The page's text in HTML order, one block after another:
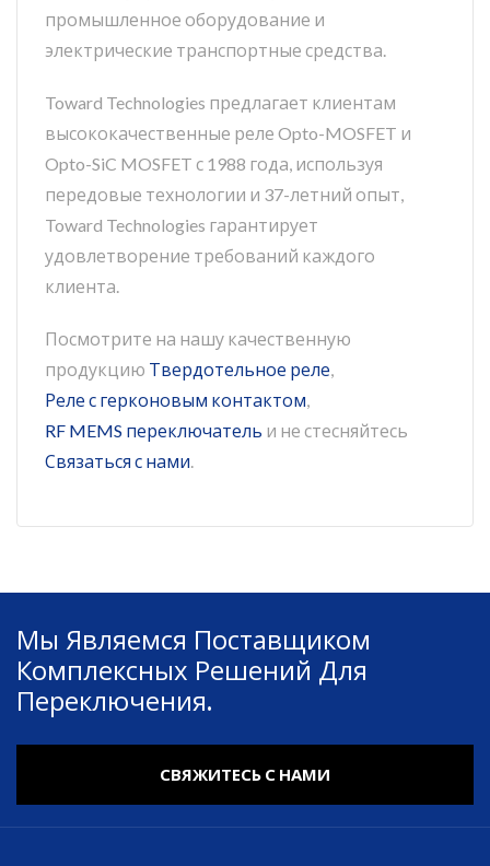
промышленное оборудование и
электрические транспортные средства.
Toward Technologies предлагает клиентам
высококачественные реле Opto-MOSFET и
Opto-SiC MOSFET с 1988 года, используя
передовые технологии и 37-летний опыт,
Toward Technologies гарантирует
удовлетворение требований каждого
клиента.
Посмотрите на нашу качественную
продукцию Твердотельное реле,
Реле с герконовым контактом,
RF MEMS переключатель и не стесняйтесь
Связаться с нами.
Мы Являемся Поставщиком
Комплексных Решений Для
Переключения.
СВЯЖИТЕСЬ С НАМИ